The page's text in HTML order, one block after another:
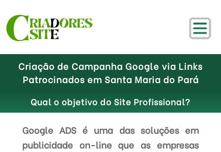
Criação de Campanha Google via Links
Patrocinados em Santa Maria do Pará
Qual o objetivo do Site Profissional?
Google ADS é uma das soluções em
publicidade on-line que as empresas